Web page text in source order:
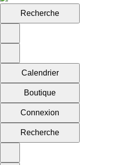
Recherche
Calendrier
Boutique
Connexion
Recherche